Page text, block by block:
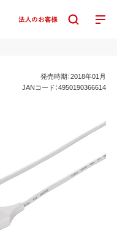
発売時期：2018年01月
JANコード：4950190366614